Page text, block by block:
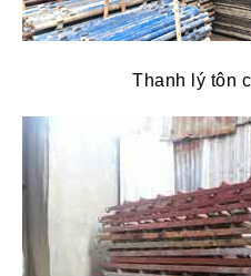
Thanh lý tôn